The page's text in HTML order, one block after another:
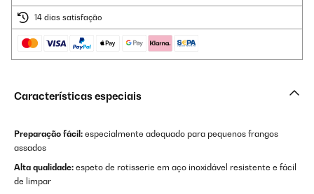
14 dias satisfação
Características especiais
Preparação fácil: especialmente adequado para pequenos frangos
assados
Alta qualidade: espeto de rotisserie em aço inoxidável resistente e fácil
de limpar